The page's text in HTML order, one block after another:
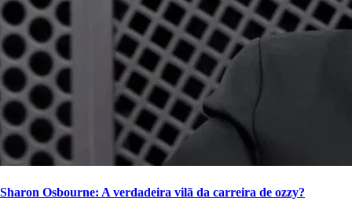
Sharon Osbourne: A verdadeira vilã da carreira de ozzy?